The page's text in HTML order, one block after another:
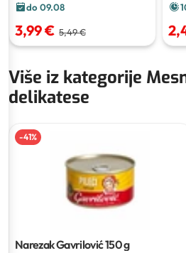
do 09.08
3,99 € 5,49 €
Više iz kategorije
delikatese
-41%
Narezak Gavrilović150 g